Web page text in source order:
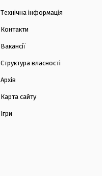
Технічна інформація
Контакти
Вакансії
Структура власності
Архів
Карта сайту
Ігри